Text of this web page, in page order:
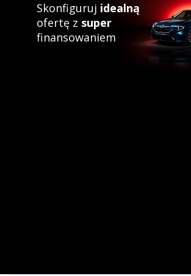
Skonfiguruj idealną
ofertę z super
finansowaniem